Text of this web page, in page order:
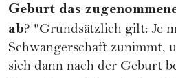
Geburt das
ab? "Grundsätzlich gilt: Je
Schwangerschaft zunimmt,
sich dann nach der Geburt